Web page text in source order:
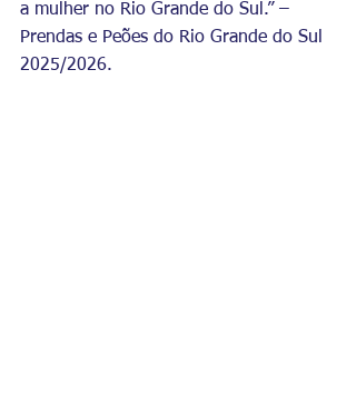
a mulher no Rio Grande do Sul.” –
Prendas e Peões do Rio Grande do Sul
2025/2026.